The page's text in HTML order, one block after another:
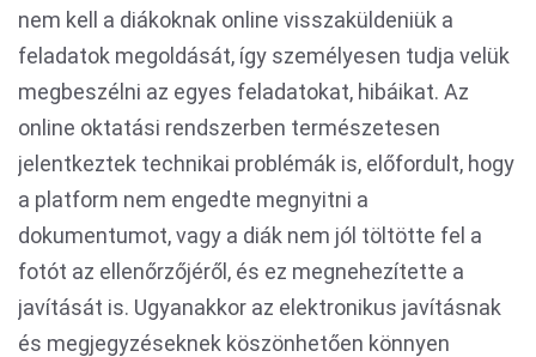
nem kell a diákoknak online visszaküldeniük a
feladatok megoldását, így személyesen tudja velük
megbeszélni az egyes feladatokat, hibáikat. Az
online oktatási rendszerben természetesen
jelentkeztek technikai problémák is, előfordult, hogy
a platform nem engedte megnyitni a
dokumentumot, vagy a diák nem jól töltötte fel a
fotót az ellenőrzőjéről, és ez megnehezítette a
javítását is. Ugyanakkor az elektronikus javításnak
és megjegyzéseknek köszönhetően könnyen